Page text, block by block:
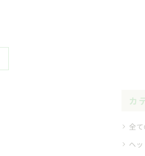
カ
全
ヘ